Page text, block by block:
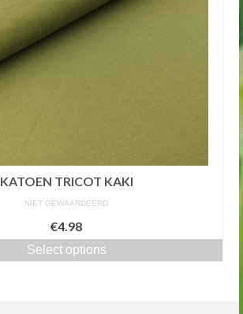
KATOEN TRICOT KAKI
NIET GEWAARDEERD
€4.98
Select options